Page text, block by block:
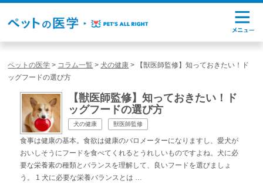
ペットの医学 > コラム一覧 >犬の健康 >
【獣医師監修】知っておきたい！ド
ッグフードの選び方
【獣医師監修】知っておきたい！ド
ッグフードの選び方
犬の健康 獣医師監修
食事は健康の基本。食欲は健康のバロメーターになりますし、愛犬が
おいしそうにフードを食べてくれるとうれしいものですよね。犬に必
要な栄養素の種類とバランスを理解して、良いフードを選びましょ
う。 1 犬に必要な栄養バランスとは …